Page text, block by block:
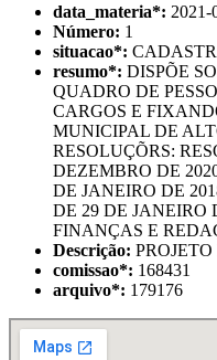
data_materia*: 2021-
Número: 1
situacao*:
resumo*: DISPÕE
QUADRO DE
CARGOS E
MUNICIPAL DE
RESOLUÇÕRS:
DEZEMBRO DE
DE JANEIRO DE
DE 29 DE JANEIRO
FINANÇAS E
Descrição:
comissao*: 168431
arquivo*: 179176